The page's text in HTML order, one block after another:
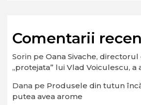
Comentarii
Sorin pe Oana Sivache, directorul
„protejata” lui Vlad Voiculescu, a
Dana pe Produsele din tutun
putea avea arome